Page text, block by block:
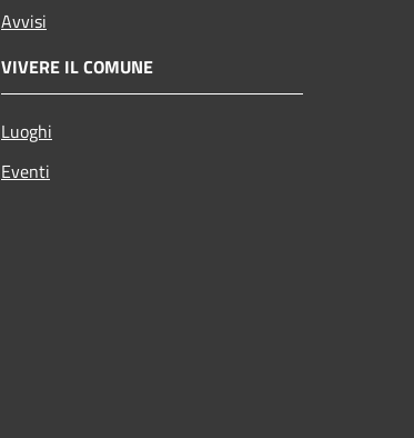
Avvisi
VIVERE IL COMUNE
Luoghi
Eventi